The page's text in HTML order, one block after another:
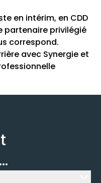
en intérim, en CDD
partenaire privilégié
correspond.
avec Synergie et